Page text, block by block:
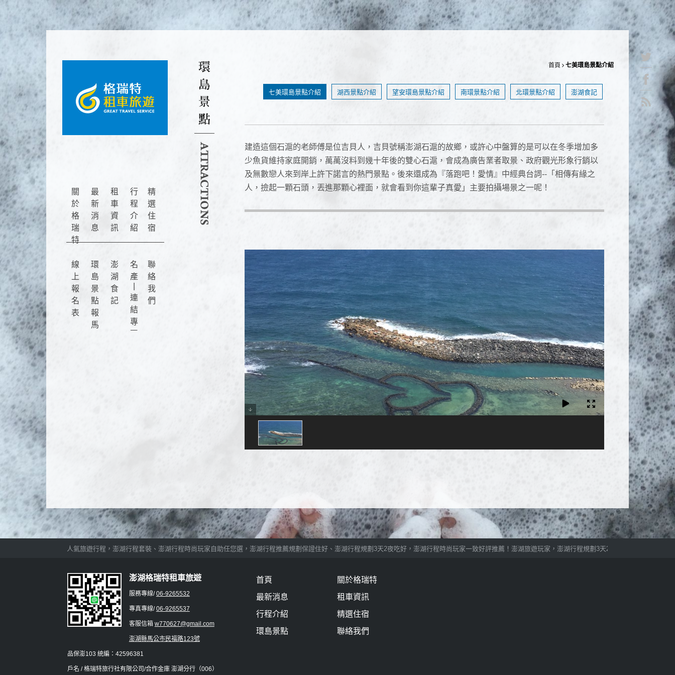
關
於
格
瑞
特
最
新
消
息
租
車
資
訊
行
程
介
紹
精
選
住
宿
線
上
報
名
表
環
島
景
點
報
馬
澎
湖
食
記
名
產
連
結
專
聯
絡
我
們
首頁 七美環島景點介紹
七美環島景點介紹 湖西景點介紹 望安環島景點介紹 南環景點介紹 北環景點介紹 澎湖食記
建造這個石滬的老師傅是位吉貝人，吉貝號稱澎湖石滬的故鄉，或許心中盤算的是可以在冬季增加多
少魚貨維持家庭開銷，萬萬沒料到幾十年後的雙心石滬，會成為廣告業者取景、政府觀光形象行銷以
及無數戀人來到岸上許下諾言的熱門景點。後來還成為『落跑吧！愛情』中經典台詞--「相傳有緣之
人，撿起一顆石頭，丟進那顆心裡面，就會看到你這輩子真愛」主要拍攝場景之一呢！
澎湖行程精選超人氣旅遊行程，澎湖行程套裝、澎湖行程時尚玩家自助任您選，澎湖行程推薦規劃保證住好、澎湖行程規劃3天2夜吃好，澎湖行程時尚玩家一致好評推薦！澎湖旅遊玩家，澎湖行程規劃3天2夜提供多樣化自組
澎湖格瑞特租車旅遊
服務專線/06-9265532
專真專線/06-9265537
客服信箱 w770627@gmail.com
澎湖縣馬公市民福路123號
品保澎103 統編：42596381
戶名 / 格瑞特旅行社有限公司/合作金庫 澎湖分行（006）
首頁
關於格瑞特
最新消息
租車資訊
行程介紹
精選住宿
環島景點
聯絡我們